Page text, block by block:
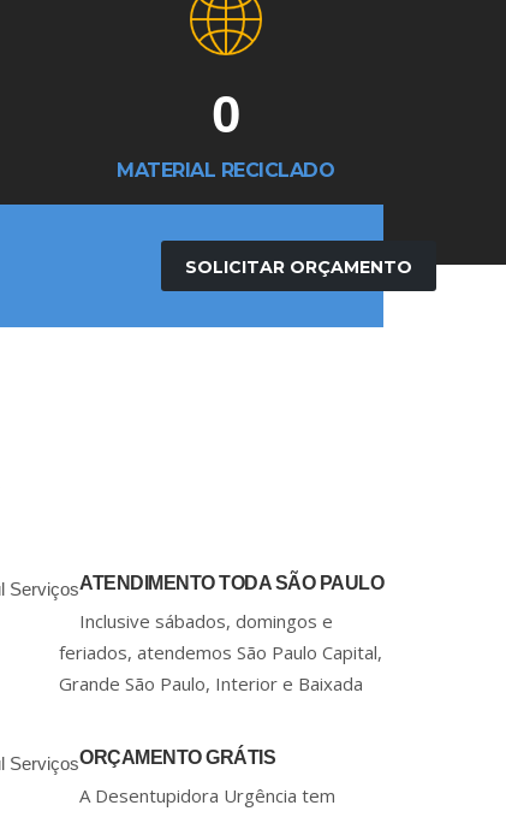
0
MATERIAL RECICLADO
SOLICITAR ORÇAMENTO
ATENDIMENTO TODA SÃO PAULO
Inclusive sábados, domingos e
feriados, atendemos São Paulo Capital,
Grande São Paulo, Interior e Baixada
ORÇAMENTO GRÁTIS
A Desentupidora Urgência tem